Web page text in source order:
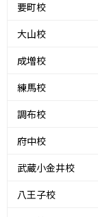
要町校
大山校
成増校
練馬校
調布校
府中校
武蔵小金井校
八王子校